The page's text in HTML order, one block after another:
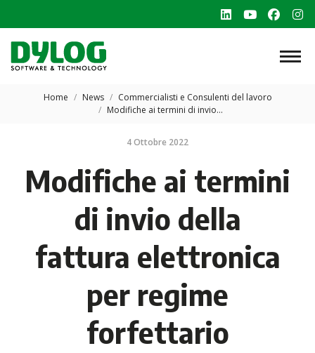
Linkedin
new
YouTube
opens
new
opens
Tu sei qui:
Home News
Commercialisti e Consulenti del lavoro
Modifiche ai termini di invio…
4 Ottobre 2022
Modifiche ai termini
di invio della
fattura elettronica
per regime
forfettario